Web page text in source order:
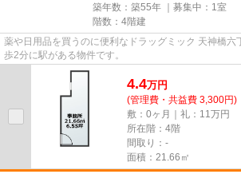
築年数：築55年 ｜募集中： 1室
階数：4階建
薬や日用品を買うのに便利なドラッグミック 天神橋六
歩2分に駅がある物件です。
4.4万円
(管理費・共益費 3,300円)
敷：0ヶ月｜礼：11万円
所在階：4階
間取り：-
面積：21.66㎡